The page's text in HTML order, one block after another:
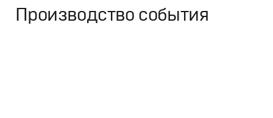
Производство события